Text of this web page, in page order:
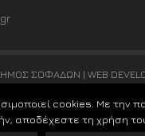
ΣΟΦΑΔΩΝ | WEB
cookies. Με την
αποδέχεστε τη χρήση